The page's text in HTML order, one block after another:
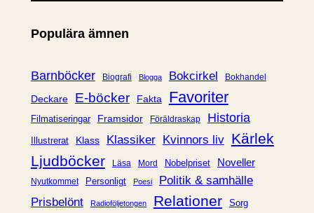
g
r
i
Populära ämnen
Barnböcker Biografi Blogga Bokcirkel Bokhandel
Deckare E-böcker Fakta Favoriter
Filmatiseringar Framsidor Föräldraskap Historia
Illustrerat Klass Klassiker Kvinnors liv Kärlek
Ljudböcker
Läsa Mord Nobelpriset Noveller
Nyutkommet Personligt Poesi
Politik & samhälle
Prisbelönt
Radioföljetongen Relationer Sorg